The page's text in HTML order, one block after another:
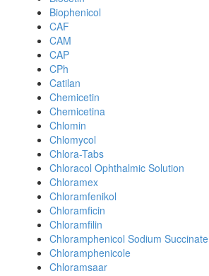
Biophenicol
CAF
CAM
CAP
CPh
Catilan
Chemicetin
Chemicetina
Chlomin
Chlomycol
Chlora-Tabs
Chloracol Ophthalmic Solution
Chloramex
Chloramfenikol
Chloramficin
Chloramfilin
Chloramphenicol Sodium Succinate
Chloramphenicole
Chloramsaar